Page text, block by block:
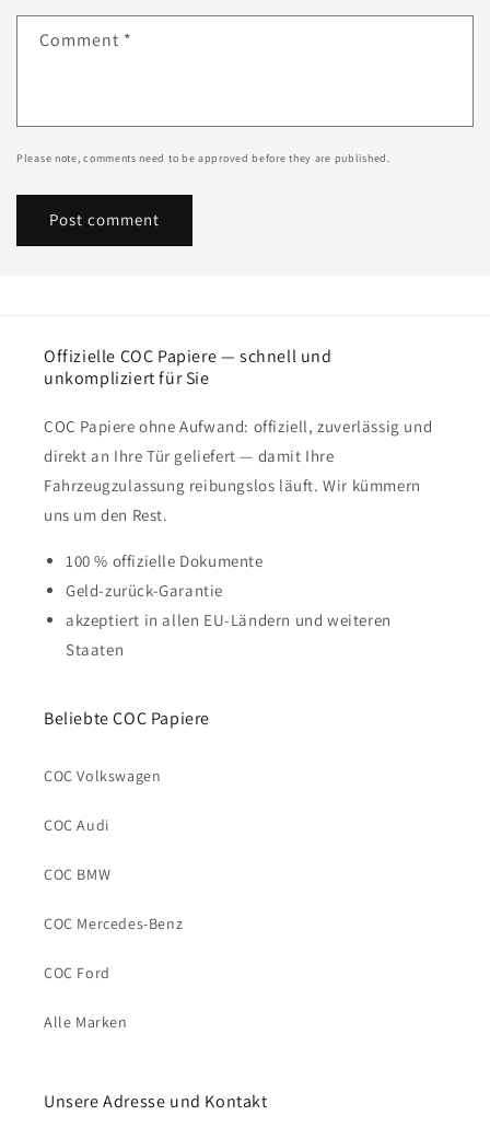
Comment *
Please note, comments need to be approved before they are published.
Offizielle COC Papiere — schnell und
unkompliziert für Sie
COC Papiere ohne Aufwand: offiziell, zuverlässig und
direkt an Ihre Tür geliefert — damit Ihre
Fahrzeugzulassung reibungslos läuft. Wir kümmern
uns um den Rest.
100 % offizielle Dokumente
Geld-zurück-Garantie
akzeptiert in allen EU-Ländern und weiteren
Staaten
Beliebte COC Papiere
COC Volkswagen
COC Audi
COC BMW
COC Mercedes-Benz
COC Ford
Alle Marken
Unsere Adresse und Kontakt